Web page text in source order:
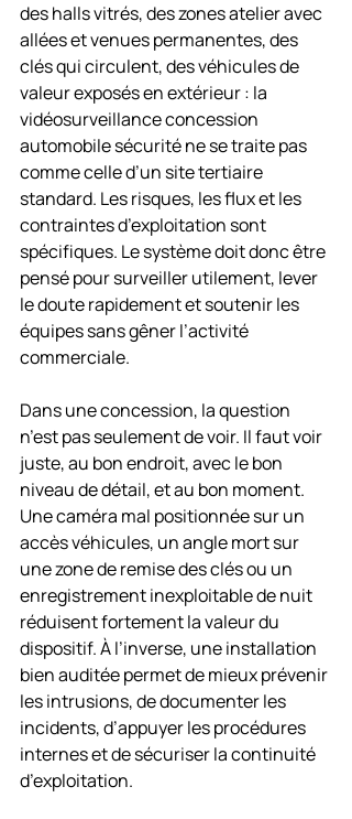
des halls vitrés, des zones atelier avec
allées et venues permanentes, des
clés qui circulent, des véhicules de
valeur exposés en extérieur : la
vidéosurveillance concession
automobile sécurité ne se traite pas
comme celle d’un site tertiaire
standard. Les risques, les flux et les
contraintes d’exploitation sont
spécifiques. Le système doit donc être
pensé pour surveiller utilement, lever
le doute rapidement et soutenir les
équipes sans gêner l’activité
commerciale.
Dans une concession, la question
n’est pas seulement de voir. Il faut voir
juste, au bon endroit, avec le bon
niveau de détail, et au bon moment.
Une caméra mal positionnée sur un
accès véhicules, un angle mort sur
une zone de remise des clés ou un
enregistrement inexploitable de nuit
réduisent fortement la valeur du
dispositif. À l’inverse, une installation
bien auditée permet de mieux prévenir
les intrusions, de documenter les
incidents, d’appuyer les procédures
internes et de sécuriser la continuité
d’exploitation.